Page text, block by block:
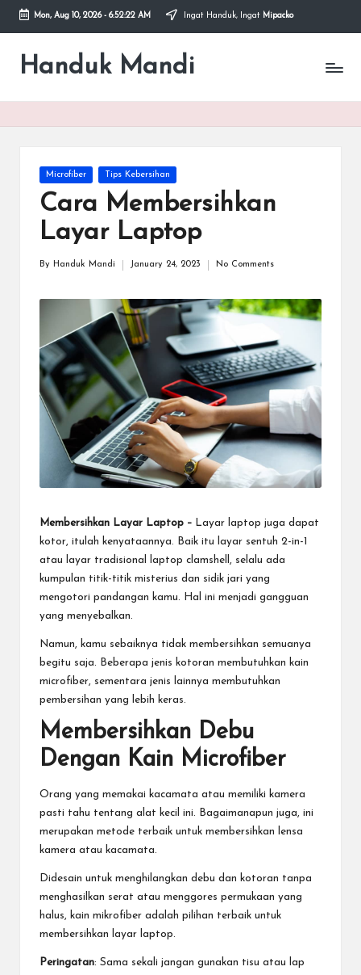
Skip
content
Mon, Aug 10, 2026- 6:52:22 AM Ingat Handuk, Ingat Mipacko
Handuk Mandi
Handuk
Posted
Microfiber Tips Kebersihan
Cara Membersihkan
Layar Laptop
By Handuk Mandi January 24, 2023 No Comments
Membersihkan Layar Laptop – Layar laptop juga dapat
kotor, itulah kenyataannya. Baik itu layar sentuh 2-in-1
atau layar tradisional laptop clamshell, selalu ada
kumpulan titik-titik misterius dan sidik jari yang
mengotori pandangan kamu. Hal ini menjadi gangguan
yang menyebalkan.
Namun, kamu sebaiknya tidak membersihkan semuanya
begitu saja. Beberapa jenis kotoran membutuhkan kain
microfiber, sementara jenis lainnya membutuhkan
pembersihan yang lebih keras.
Membersihkan Debu
Dengan Kain Microfiber
Orang yang memakai kacamata atau memiliki kamera
pasti tahu tentang alat kecil ini. Bagaimanapun juga, ini
merupakan metode terbaik untuk membersihkan lensa
kamera atau kacamata.
Didesain untuk menghilangkan debu dan kotoran tanpa
menghasilkan serat atau menggores permukaan yang
halus, kain mikrofiber adalah pilihan terbaik untuk
membersihkan layar laptop.
Peringatan: Sama sekali jangan gunakan tisu atau lap